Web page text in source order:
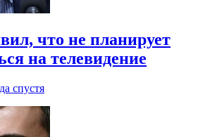
что не планирует
на телевидение
спустя